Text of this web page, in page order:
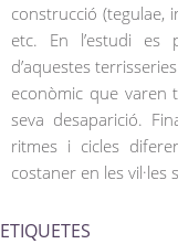
construcció (tegulae,
etc. En l’estudi es
d’aquestes
econòmic que varen
seva desaparició.
ritmes i cicles
costaner en les
ETIQUETES